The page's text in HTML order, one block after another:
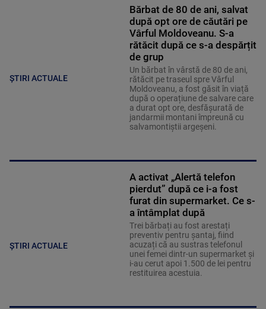
ȘTIRI ACTUALE
Bărbat de 80 de ani, salvat
după opt ore de căutări pe
Vârful Moldoveanu. S-a
rătăcit după ce s-a despărțit
de grup
Un bărbat în vârstă de 80 de ani,
rătăcit pe traseul spre Vârful
Moldoveanu, a fost găsit în viață
după o operațiune de salvare care
a durat opt ore, desfășurată de
jandarmii montani împreună cu
salvamontiștii argeșeni.
ȘTIRI ACTUALE
A activat „Alertă telefon
pierdut” după ce i-a fost
furat din supermarket. Ce s-
a întâmplat după
Trei bărbați au fost arestați
preventiv pentru șantaj, fiind
acuzați că au sustras telefonul
unei femei dintr-un supermarket și
i-au cerut apoi 1.500 de lei pentru
restituirea acestuia.